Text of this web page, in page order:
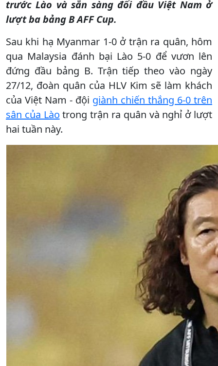
trước Lào và sẵn sàng đối đầu Việt Nam ở
lượt ba bảng B AFF Cup.
Sau khi hạ Myanmar 1-0 ở trận ra quân, hôm
qua Malaysia đánh bại Lào 5-0 để vươn lên
đứng đầu bảng B. Trận tiếp theo vào ngày
27/12, đoàn quân của HLV Kim sẽ làm khách
của Việt Nam - đội giành chiến thắng 6-0 trên
sân của Lào trong trận ra quân và nghỉ ở lượt
hai tuần này.